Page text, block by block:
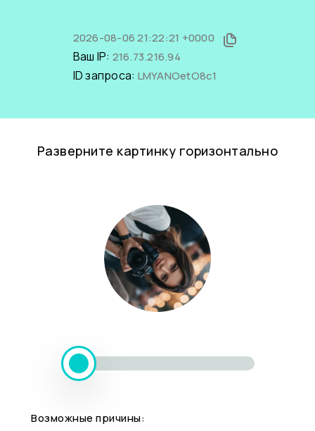
2026-08-06 21:22:21 +0000
Ваш IP: 216.73.216.94
ID запроса: LMYANOetO8c1
Разверните картинку горизонтально
Возможные причины: